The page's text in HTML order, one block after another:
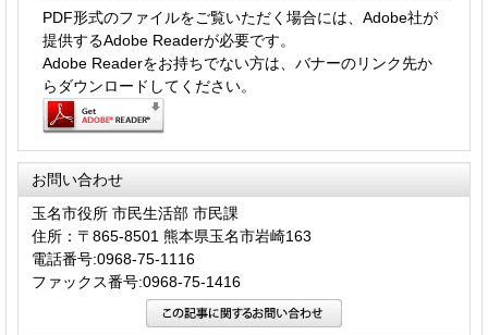
PDF形式のファイルをご覧いただく場合には、Adobe社が
提供するAdobe Readerが必要です。
Adobe Readerをお持ちでない方は、バナーのリンク先か
らダウンロードしてください。
お問い合わせ
玉名市役所 市民生活部 市民課
住所：〒865-8501 熊本県玉名市岩崎163
電話番号:0968-75-1116
ファックス番号:0968-75-1416